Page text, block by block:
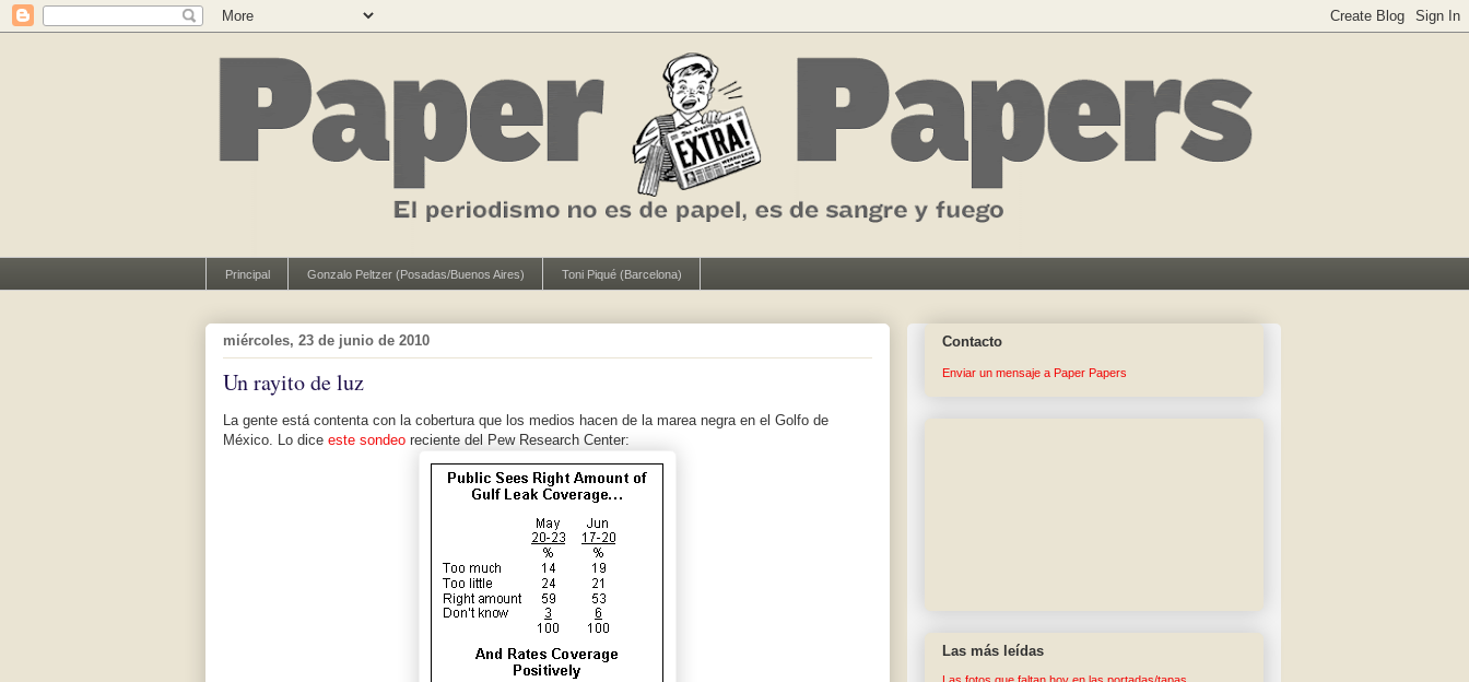
Principal Gonzalo Peltzer (Posadas/Buenos Aires) Toni Piqué (Barcelona)
miércoles, 23 de junio de 2010
Un rayito de luz
La gente está contenta con la cobertura que los medios hacen de la marea negra en el Golfo de
México. Lo dice este sondeo reciente del Pew Research Center:
Contacto
Enviar un mensaje a Paper Papers
Las más leídas